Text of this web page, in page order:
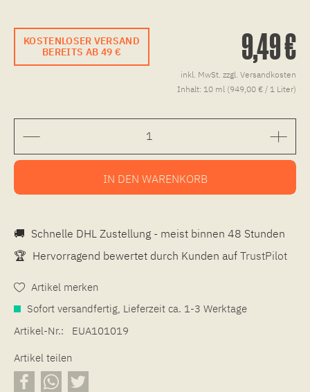
KOSTENLOSER VERSAND
BEREITS AB 49 €
9,49 €
inkl. MwSt. zzgl. Versandkosten
Inhalt: 10 ml (949,00 € / 1 Liter)
IN DEN WARENKORB
🚚 Schnelle DHL Zustellung - meist binnen 48 Stunden
🏆 Hervorragend bewertet durch Kunden auf TrustPilot
Artikel merken
Sofort versandfertig, Lieferzeit ca. 1-3 Werktage
Artikel-Nr.:
EUA101019
Artikel teilen